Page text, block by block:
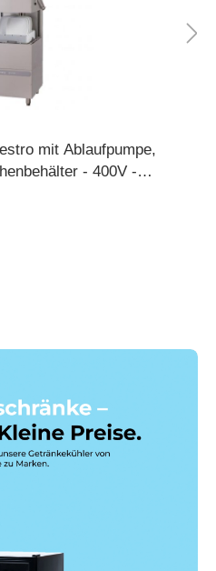
mit Ablaufpumpe,
- 400V -